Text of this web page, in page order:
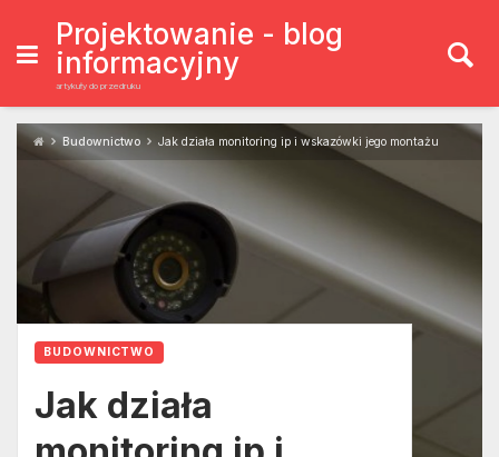
content
Projektowanie - blog
informacyjny
artykuły do przedruku
Budownictwo Jak działa monitoring ip i wskazówki jego montażu
BUDOWNICTWO
Jak działa